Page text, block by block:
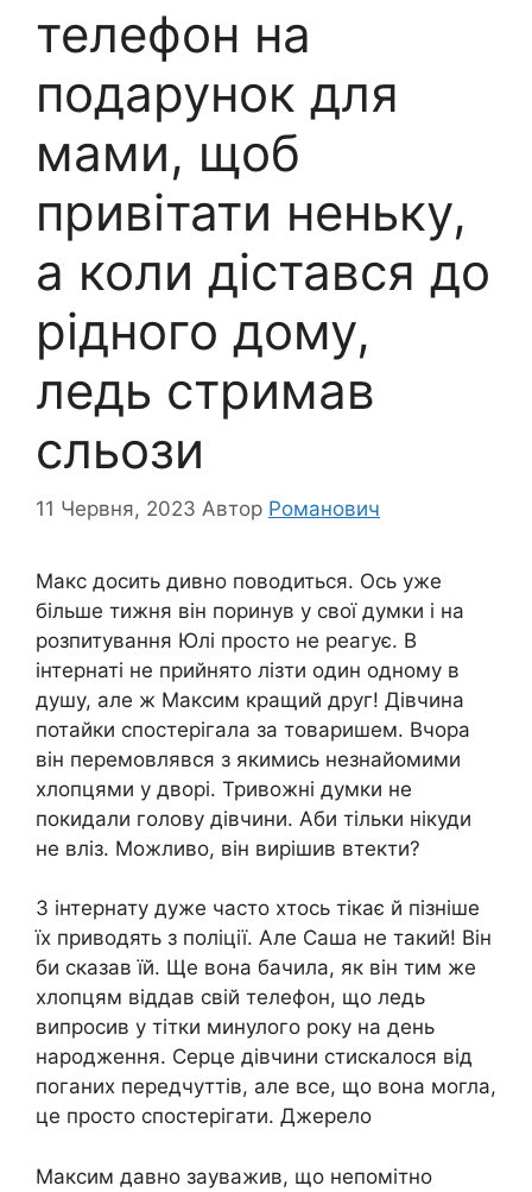
телефон на
подарунок для
мами, щоб
привітати неньку,
а коли дістався до
рідного дому,
ледь стримав
сльози
11 Червня, 2023 Автор Романович
Макс досить дивно поводиться. Ось уже
більше тижня він поринув у свої думки і на
розпитування Юлі просто не реагує. В
інтернаті не прийнято лізти один одному в
душу, але ж Максим кращий друг! Дівчина
потайки спостерігала за товаришем. Вчора
він перемовлявся з якимись незнайомими
хлопцями у дворі. Тривожні думки не
покидали голову дівчини. Аби тільки нікуди
не вліз. Можливо, він вирішив втекти?
З інтернату дуже часто хтось тікає й пізніше
їх приводять з поліції. Але Саша не такий! Він
би сказав їй. Ще вона бачила, як він тим же
хлопцям віддав свій телефон, що ледь
випросив у тітки минулого року на день
народження. Серце дівчини стискалося від
поганих передчуттів, але все, що вона могла,
це просто спостерігати. Джерело
Максим давно зауважив, що непомітно